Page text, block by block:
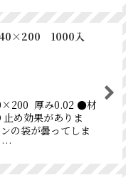
1000入
厚み0.02 ●材
め効果がありま
の袋が曇ってしま
…